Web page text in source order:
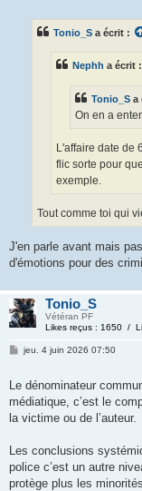
Tonio_S a écrit :
Nephh a écrit :
Tonio_S a
On en a
L'affaire date de
flic sorte pour
exemple.
Tout comme toi qui
J'en parle avant mais
d'émotions pour des
Tonio_S
Vétéran PF
Likes reçus : 1650 /
jeu. 4 juin 2026 07:50
Le dénominateur
médiatique, c’est le
la victime ou de l’auteur.
Les conclusions
police c’est un autre
protège plus les